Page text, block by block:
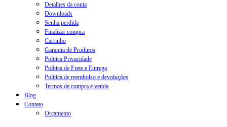
Detalhes da conta
Downloads
Senha perdida
Finalizar compra
Carrinho
Garantia de Produtos
Politica Privacidade
Política de Frete e Entrega
Política de reembolso e devoluções
Termos de compra e venda
Blog
Contato
Orçamento